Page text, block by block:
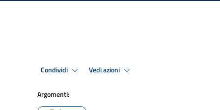
Condividi Vedi azioni
Argomenti: